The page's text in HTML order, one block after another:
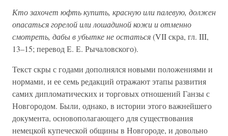
Кто захочет юфть купить, красную или палевую, должен
опасаться горелой или лошадиной кожи и отменно
смотреть, дабы в убытке не остаться(VII скра, гл. III,
13–15; перевод Е. Е. Рычаловского).
Текст скры с годами дополнялся новыми положениями и
нормами, и ее семь редакций отражают этапы развития
самих дипломатических и торговых отношений Ганзы с
Новгородом. Были, однако, в истории этого важнейшего
документа, основополагающего для существования
немецкой купеческой общины в Новгороде, и довольно